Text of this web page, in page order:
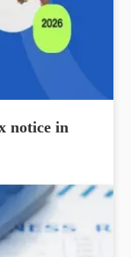
notice in